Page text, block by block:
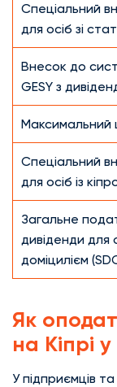
Спеціальний
для осіб зі
Внесок до
GESY з
Максимальний
Спеціальний
для осіб із
Загальне
дивіденди для
доміцилієм
Як
на Кіпрі
У підприємців